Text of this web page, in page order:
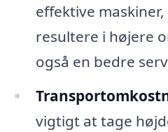
effektive
resultere i højere
også en bedre
vigtigt at tage